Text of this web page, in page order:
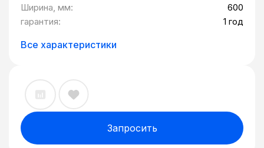
Ширина, мм:
600
гарантия:
1 год
Все характеристики
Запросить